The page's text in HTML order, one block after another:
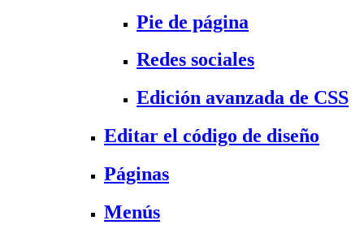
Pie de página
Redes sociales
Edición avanzada de CSS
Editar el código de diseño
Páginas
Menús